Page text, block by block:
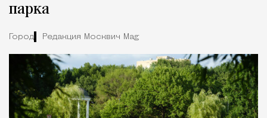
парка
Город Редакция Москвич Mag